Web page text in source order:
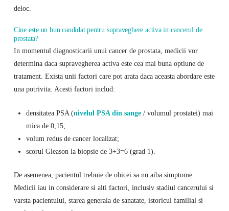
deloc.
Cine este un bun candidat pentru supraveghere activa in cancerul de
prostata?
In momentul diagnosticarii unui cancer de prostata, medicii vor
determina daca supravegherea activa este cea mai buna optiune de
tratament. Exista unii factori care pot arata daca aceasta abordare este
una potrivita. Acesti factori includ:
densitatea PSA (nivelul PSA din sange/ volumul prostatei) mai
mica de 0,15;
volum redus de cancer localizat;
scorul Gleason la biopsie de 3+3=6 (grad 1).
De asemenea, pacientul trebuie de obicei sa nu aiba simptome.
Medicii iau in considerare si alti factori, inclusiv stadiul cancerului si
varsta pacientului, starea generala de sanatate, istoricul familial si